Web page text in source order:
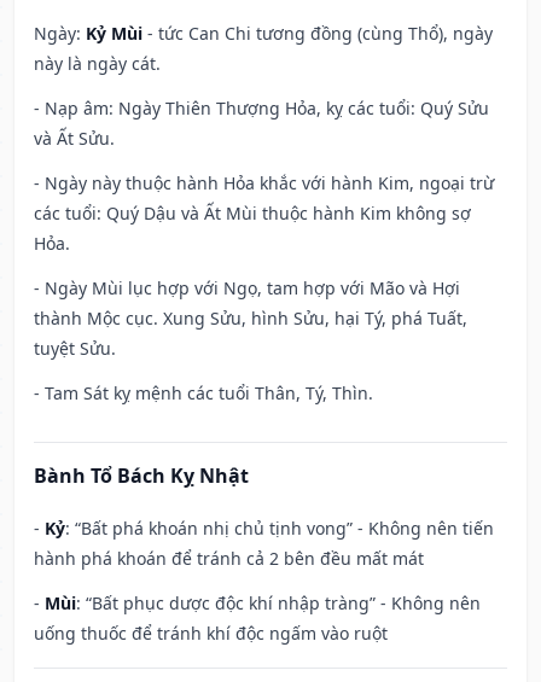
Ngày: Kỷ Mùi - tức Can Chi tương đồng (cùng Thổ), ngày
này là ngày cát.
- Nạp âm: Ngày Thiên Thượng Hỏa, kỵ các tuổi: Quý Sửu
và Ất Sửu.
- Ngày này thuộc hành Hỏa khắc với hành Kim, ngoại trừ
các tuổi: Quý Dậu và Ất Mùi thuộc hành Kim không sợ
Hỏa.
- Ngày Mùi lục hợp với Ngọ, tam hợp với Mão và Hợi
thành Mộc cục. Xung Sửu, hình Sửu, hại Tý, phá Tuất,
tuyệt Sửu.
- Tam Sát kỵ mệnh các tuổi Thân, Tý, Thìn.
Bành Tổ Bách Kỵ Nhật
- Kỷ: “Bất phá khoán nhị chủ tịnh vong” - Không nên tiến
hành phá khoán để tránh cả 2 bên đều mất mát
- Mùi: “Bất phục dược độc khí nhập tràng” - Không nên
uống thuốc để tránh khí độc ngấm vào ruột